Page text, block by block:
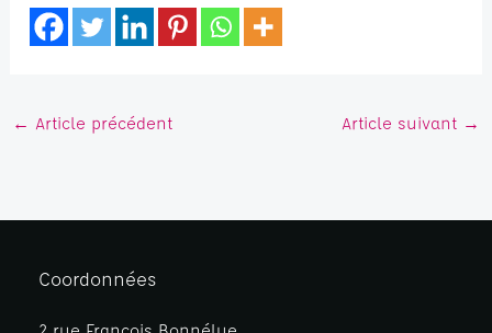
← Article précédent Article suivant →
Coordonnées